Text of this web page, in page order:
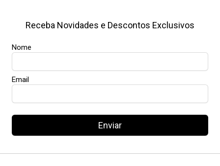
Receba Novidades e Descontos Exclusivos
Nome
Email
Enviar